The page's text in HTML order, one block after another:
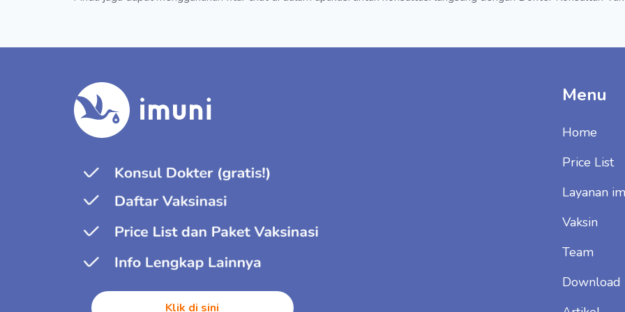
Klik di sini
Menu
Home
Price List
Layanan
Vaksin
Team
Download